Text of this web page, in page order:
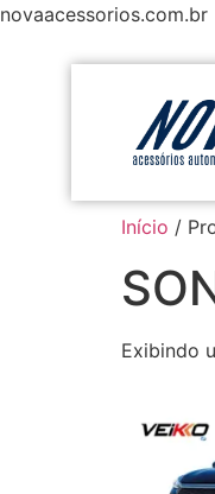
novaacessorios.com.br
Início /
Exibindo